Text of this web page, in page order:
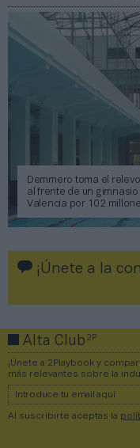
Demmero toma el
al frente de un gimnasio
Valencia por 102
¡Únete a la
Alta Club2P
¡Únete a 2Playbook y
más relevantes sobre la
Al suscribirte aceptas la